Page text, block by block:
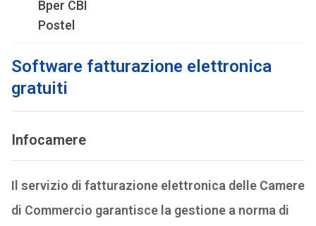
Bper CBI
Postel
Software fatturazione elettronica
gratuiti
Infocamere
Il servizio di fatturazione elettronica delle Camere
di Commercio garantisce la gestione a norma di